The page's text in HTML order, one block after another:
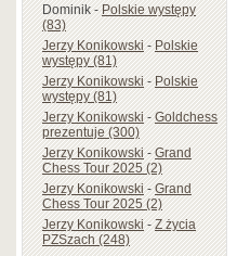
Dominik-Polskie występy
(83)
Jerzy Konikowski-Polskie
występy (81)
Jerzy Konikowski-Polskie
występy (81)
Jerzy Konikowski-Goldchess
prezentuje (300)
Jerzy Konikowski-Grand
Chess Tour 2025 (2)
Jerzy Konikowski-Grand
Chess Tour 2025 (2)
Jerzy Konikowski-Z życia
PZSzach (248)